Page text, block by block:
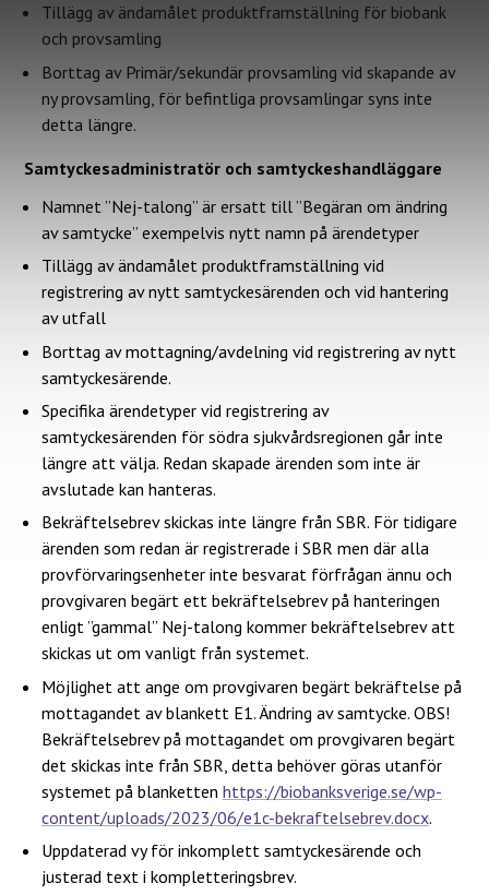
Tillägg av ändamålet produktframställning för biobank
och provsamling
Borttag av Primär/sekundär provsamling vid skapande av
ny provsamling, för befintliga provsamlingar syns inte
detta längre.
Samtyckesadministratör och samtyckeshandläggare
Namnet ”Nej-talong” är ersatt till ”Begäran om ändring
av samtycke” exempelvis nytt namn på ärendetyper
Tillägg av ändamålet produktframställning vid
registrering av nytt samtyckesärenden och vid hantering
av utfall
Borttag av mottagning/avdelning vid registrering av nytt
samtyckesärende.
Specifika ärendetyper vid registrering av
samtyckesärenden för södra sjukvårdsregionen går inte
längre att välja. Redan skapade ärenden som inte är
avslutade kan hanteras.
Bekräftelsebrev skickas inte längre från SBR. För tidigare
ärenden som redan är registrerade i SBR men där alla
provförvaringsenheter inte besvarat förfrågan ännu och
provgivaren begärt ett bekräftelsebrev på hanteringen
enligt ”gammal” Nej-talong kommer bekräftelsebrev att
skickas ut om vanligt från systemet.
Möjlighet att ange om provgivaren begärt bekräftelse på
mottagandet av blankett E1. Ändring av samtycke. OBS!
Bekräftelsebrev på mottagandet om provgivaren begärt
det skickas inte från SBR, detta behöver göras utanför
systemet på blanketten https://biobanksverige.se/wp-
content/uploads/2023/06/e1c-bekraftelsebrev.docx.
Uppdaterad vy för inkomplett samtyckesärende och
justerad text i kompletteringsbrev.